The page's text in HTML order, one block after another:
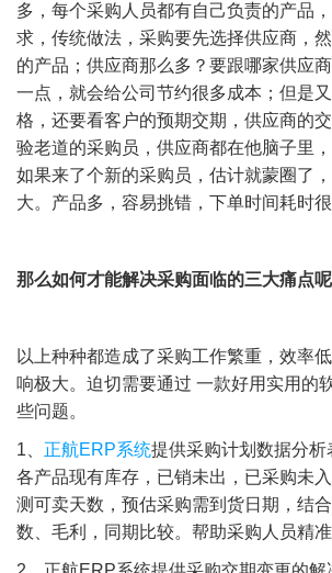
多，每个采购人员都有自己负责的产品
求，传统做法，采购要先选择供应商，
的产品；供应商那么多？要跟哪家供应
一点，就会给公司节约很多成本；但是
格，还要看客户的预期交期，供应商的
验老道的采购员，供应商都在他脑子里，
如果来了个新的采购员，估计就蒙圈了
大。产品多，容易挑错，下单时间耗时很
那么如何才能解决采购面临的三大痛点呢
以上种种都造成了采购工作繁重，效率
响极大。迫切需要通过 一款好用实用的
些问题。
1 正航ERP系统提供采购计划数据分
各产品现有库存，已销未出，已采购未
测可卖天数，预估采购需到货日期，结
数、毛利，同期比较。帮助采购人员精准